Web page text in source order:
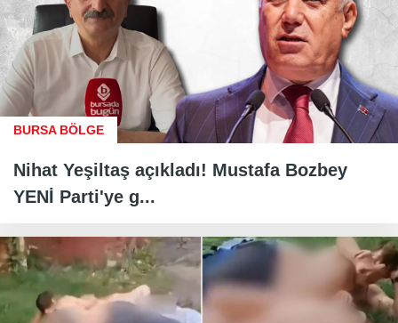
BURSA BÖLGE
Nihat Yeşiltaş açıkladı! Mustafa Bozbey
YENİ Parti'ye g...